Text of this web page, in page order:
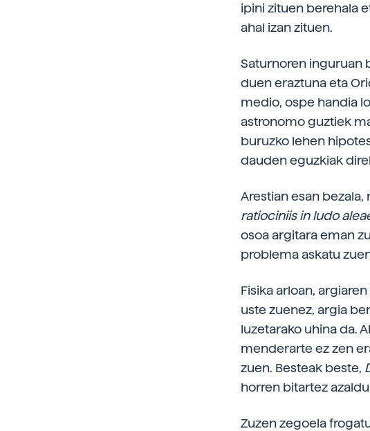
ipini zituen berehala
ahal izan zituen.
Saturnoren inguruan
duen eraztuna eta
medio, ospe handia
astronomo guztiek
buruzko lehen
dauden eguzkiak
Arestian esan
ratiociniis in ludo
osoa argitara eman
problema askatu
Fisika arloan,
uste zuenez, argia
luzetarako uhina da.
menderarte ez zen
zuen. Besteak beste,
horren bitartez
Zuzen zegoela